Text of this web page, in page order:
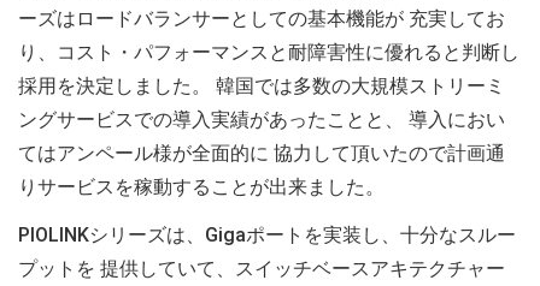
ーズはロードバランサーとしての基本機能が 充実してお
り、コスト・パフォーマンスと耐障害性に優れると判断し
採用を決定しました。 韓国では多数の大規模ストリーミ
ングサービスでの導入実績があったことと、 導入におい
てはアンペール様が全面的に 協力して頂いたので計画通
りサービスを稼動することが出来ました。
PIOLINKシリーズは、Gigaポートを実装し、十分なスルー
プットを 提供していて、スイッチベースアキテクチャー